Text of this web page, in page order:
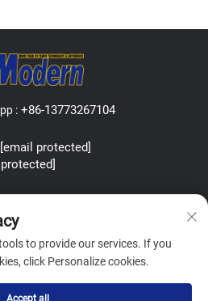
souhaitant
produire des
vous fabriquiez
sodas ou de
machine peut
modèles
modernes
offrent une
: +86-13773267104
[email protected]
to provide our services. If you
click Personalize cookies.
Accept all